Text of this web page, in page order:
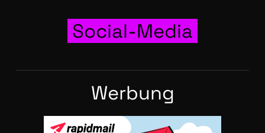
Social-Media
Wer­bung